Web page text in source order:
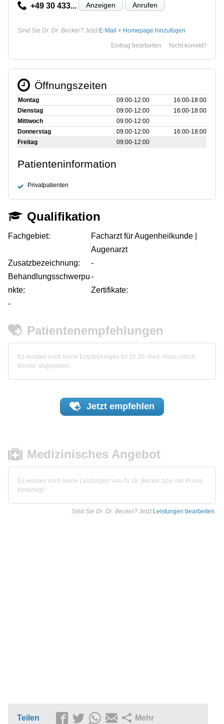
+49 30 433... Anzeigen Anrufen
Sind Sie Dr. Dr. Becker? Jetzt E-Mail + Homepage hinzufügen
Nicht korrekt?
Eintrag bearbeiten
Öffnungszeiten
Montag 09:00‑12:00
16:00‑18:00
Dienstag
09:00‑12:00
16:00‑18:00
Mittwoch
09:00‑12:00
Donnerstag
09:00‑12:00
16:00‑18:00
Freitag
09:00‑12:00
Patienteninformation
Privatpatienten
Qualifikation
Fachgebiet:
Facharzt für Augenheilkunde |
Augenarzt
Zusatzbezeichnung:
-
Behandlungsschwerpu
nkte:
-
Zertifikate:
-
Patientenempfehlungen
Es wurden noch keine Empfehlungen für Dr. Dr. med. Hans-Ulrich
Becker abgegeben.
Jetzt empfehlen
Medizinisches Angebot
Es wurden noch keine Leistungen von Dr. Dr. Becker bzw. der Praxis
hinterlegt.
Sind Sie Dr. Dr. Becker? Jetzt Leistungen bearbeiten.
Teilen Mehr